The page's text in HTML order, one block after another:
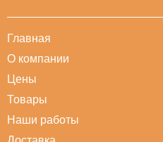
Главная
О компании
Цены
Товары
Наши работы